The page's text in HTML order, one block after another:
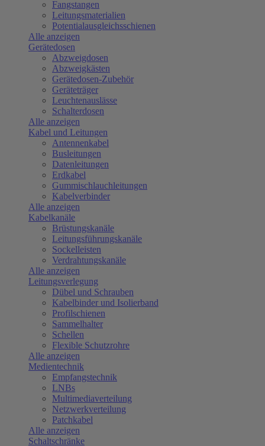
Fangstangen
Leitungsmaterialien
Potentialausgleichsschienen
Alle anzeigen
Gerätedosen
Abzweigdosen
Abzweigkästen
Gerätedosen-Zubehör
Geräteträger
Leuchtenauslässe
Schalterdosen
Alle anzeigen
Kabel und Leitungen
Antennenkabel
Busleitungen
Datenleitungen
Erdkabel
Gummischlauchleitungen
Kabelverbinder
Alle anzeigen
Kabelkanäle
Brüstungskanäle
Leitungsführungskanäle
Sockelleisten
Verdrahtungskanäle
Alle anzeigen
Leitungsverlegung
Dübel und Schrauben
Kabelbinder und Isolierband
Profilschienen
Sammelhalter
Schellen
Flexible Schutzrohre
Alle anzeigen
Medientechnik
Empfangstechnik
LNBs
Multimediaverteilung
Netzwerkverteilung
Patchkabel
Alle anzeigen
Schaltschränke